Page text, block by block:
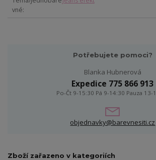
vné
Potřebujete pomoci?
Blanka Hubnerová
Expedice 775 866 913
Po-Čt 9-15:30 Pá 9-14:30 Pauza 13-
objednavky@barevnesiti.cz
Zboží zařazeno v kategoriích